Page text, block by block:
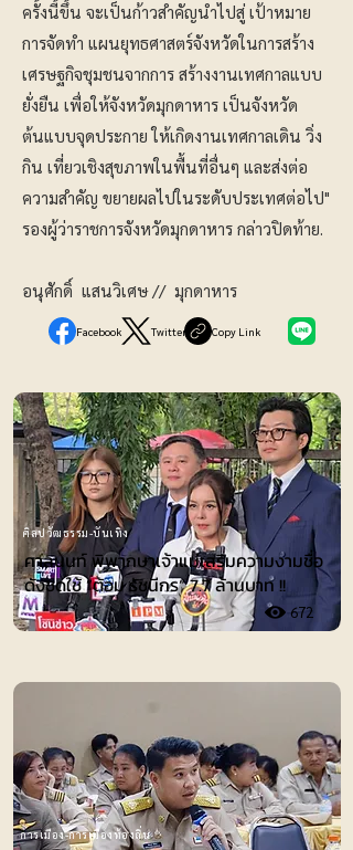
ครั้งนี้ขึ้น จะเป็นก้าวสำคัญนำไปสู่ เป้าหมาย
การจัดทำ แผนยุทธศาสตร์จังหวัดในการสร้าง
เศรษฐกิจชุมชนจากการ สร้างงานเทศกาลแบบ
ยั่งยืน เพื่อให้จังหวัดมุกดาหาร เป็นจังหวัด
ต้นแบบจุดประกาย ให้เกิดงานเทศกาลเดิน วิ่ง
กิน เที่ยวเชิงสุขภาพในพื้นที่อื่นๆ และส่งต่อ
ความสำคัญ ขยายผลไปในระดับประเทศต่อไป"
รองผู้ว่าราชการจังหวัดมุกดาหาร กล่าวปิดท้าย.
อนุศักดิ์ แสนวิเศษ // มุกดาหาร
Facebook Twitter Copy Link
ศิลปวัฒธรรม-บันเทิง
ศาลนนท์ พิพากษาเจ้าแม่เสริมความงามชื่อ
ดังชดใช้ ”ต้อม รัชนีกร“ 7.7 ล้านบาท !!
672
การเมือง-การเมืองท้องถิ่น